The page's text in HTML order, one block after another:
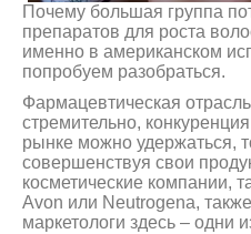
Почему большая группа
препаратов для роста
именно в американском
попробуем разобраться.
Фармацевтическая
стремительно,
рынке можно удержаться,
совершенствуя свои
косметические компании,
Avon или Neutrogena,
маркетологи здесь – одни